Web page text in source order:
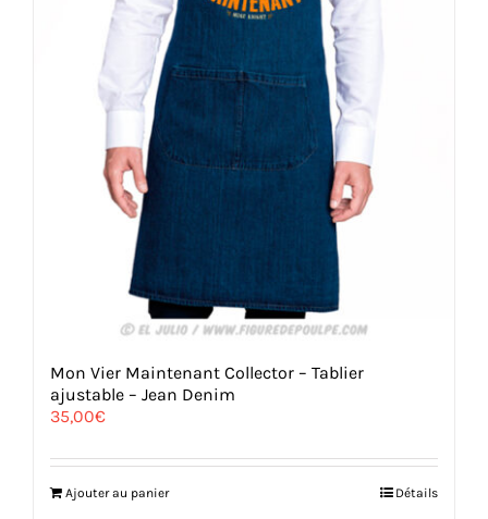
Mon Vier Maintenant Collector – Tablier
ajustable – Jean Denim
35,00€
Ajouter au panier Détails